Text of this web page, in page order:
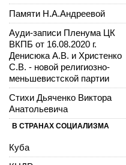
Памяти Н.А.Андреевой
Ауди-записи Пленума ЦК
ВКПБ от 16.08.2020 г.
Денисюка А.В. и Христенко
С.В. - новой религиозно-
меньшевистской партии
Стихи Дьяченко Виктора
Анатольевича
В СТРАНАХ СОЦИАЛИЗМА
Куба